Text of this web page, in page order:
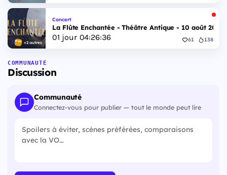
+2 autres
Concert
La Flûte Enchantée - Théâtre Antique - 10 août 2026
01 jour 04:26:35 61 138
COMMUNAUTÉ
Discussion
Communauté
Connectez-vous pour publier — tout le monde peut lire